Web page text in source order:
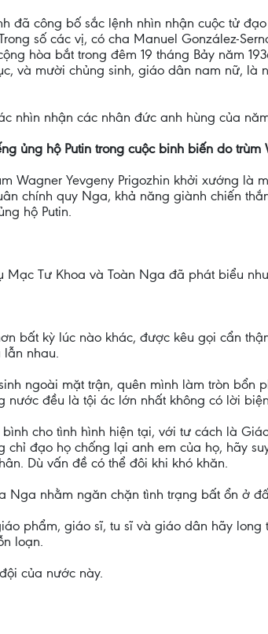
đã công bố sắc lệnh nhìn nhận cuộc tử
số các vị, có cha Manuel González-
hòa bắt trong đêm 19 tháng Bảy năm
và mười chủng sinh, giáo dân nam nữ,
nhìn nhận các nhân đức anh hùng của
ủng hộ Putin trong cuộc binh biến do
Wagner Yevgeny Prigozhin khởi xướng là
chính quy Nga, khả năng giành chiến
hộ Putin.
Tư Khoa và Toàn Nga đã phát biểu
bất kỳ lúc nào khác, được kêu gọi cẩn
nhau.
ngoài mặt trận, quên mình làm tròn
đều là tội ác lớn nhất không có lời
cho tình hình hiện tại, với tư cách là
đạo họ chống lại anh em của họ, hãy
Dù vấn đề có thể đôi khi khó khăn.
Nga nhằm ngăn chặn tình trạng bất ổn ở
phẩm, giáo sĩ, tu sĩ và giáo dân hãy
loạn.
của nước này.